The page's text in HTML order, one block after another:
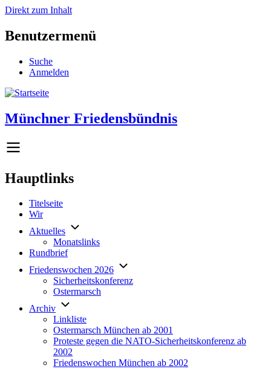
Direkt zum Inhalt
Benutzermenü
Suche
Anmelden
Münchner Friedensbündnis
Hauptlinks
Titelseite
Wir
Aktuelles
Monatslinks
Rundbrief
Friedenswochen 2026
Sicherheitskonferenz
Ostermarsch
Archiv
Linkliste
Ostermarsch München ab 2001
Proteste gegen die NATO-Sicherheitskonferenz ab
2002
Friedenswochen München ab 2002